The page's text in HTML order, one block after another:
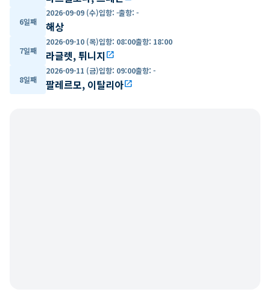
6일째
2026-09-09 (수)입항: -출항: -
해상
7일째
2026-09-10 (목)입항: 08:00출항: 18:00
라글렛, 튀니지 open_in_new
8일째
2026-09-11 (금)입항: 09:00출항: -
팔레르모, 이탈리아open_in_new